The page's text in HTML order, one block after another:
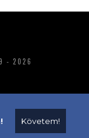
- 2026
Követem!